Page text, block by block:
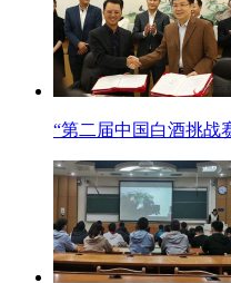
“第二届中国白酒挑战